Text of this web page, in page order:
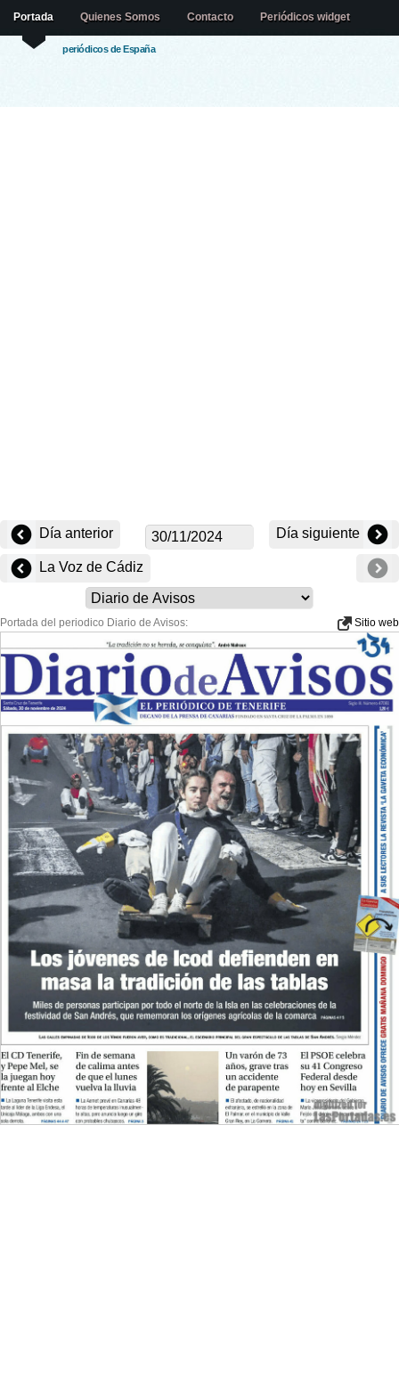
periódicos de España
Portada Quienes Somos Contacto Periódicos widget
Día anterior Día siguiente
La Voz de Cádiz
Portada del periodico Diario de Avisos: Sitio web